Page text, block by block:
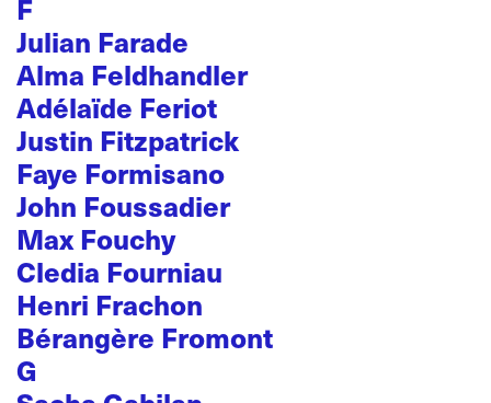
F
Julian Farade
Alma Feldhandler
Adélaïde Feriot
Justin Fitzpatrick
Faye Formisano
John Foussadier
Max Fouchy
Cledia Fourniau
Henri Frachon
Bérangère Fromont
G